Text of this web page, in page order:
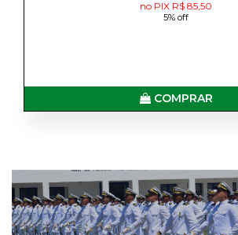
no PIX R$ 85,50
5% off
COMPRAR